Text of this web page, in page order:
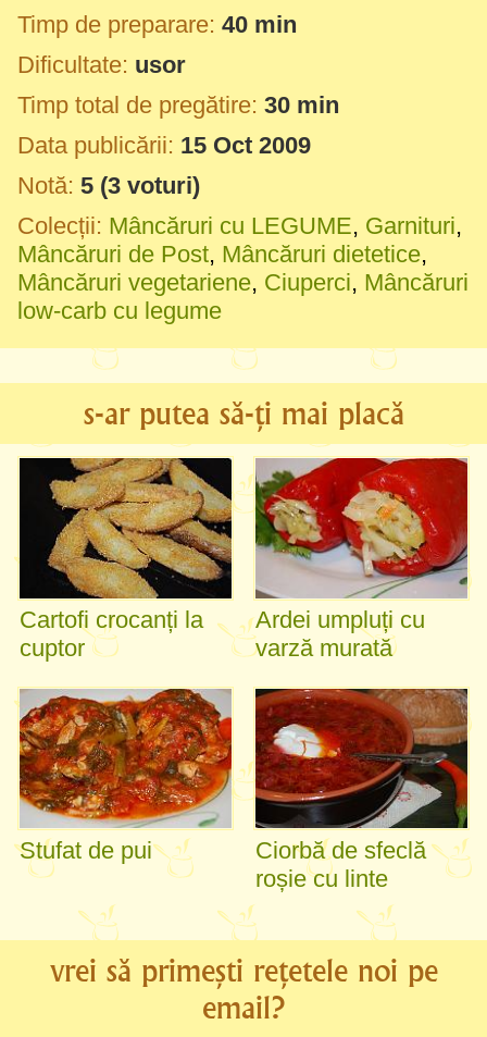
Timp de preparare: 40 min
Dificultate: usor
Timp total de pregătire: 30 min
Data publicării: 15 Oct 2009
Notă: 5 (3 voturi)
Colecții: Mâncăruri cu LEGUME, Garnituri,
Mâncăruri de Post, Mâncăruri dietetice,
Mâncăruri vegetariene, Ciuperci, Mâncăruri
low-carb cu legume
s-ar putea să-ți mai placă
Cartofi crocanți la
cuptor
Ardei umpluți cu
varză murată
Stufat de pui
Ciorbă de sfeclă
roșie cu linte
vrei să primești rețetele noi pe
email?